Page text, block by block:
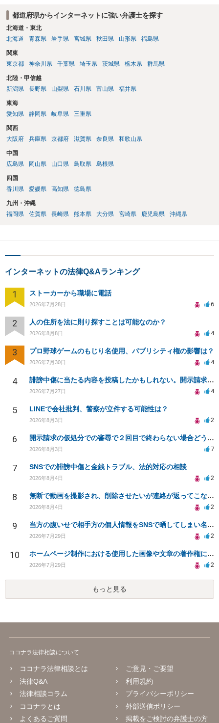
都道府県からインターネットに強い弁護士を探す
北海道・東北
北海道
青森県 岩手県 宮城県 秋田県 山形県 福島県
関東
東京都
神奈川県 千葉県 埼玉県 茨城県 栃木県 群馬県
北陸・甲信越
新潟県
長野県 山梨県 石川県 富山県 福井県
東海
愛知県
静岡県 岐阜県 三重県
関西
大阪府
兵庫県 京都府 滋賀県 奈良県 和歌山県
中国
広島県
岡山県 山口県 鳥取県 島根県
四国
香川県
愛媛県 高知県 徳島県
九州・沖縄
福岡県
佐賀県 長崎県 熊本県 大分県 宮崎県 鹿児島県 沖縄県
インターネットの法律Q&Aランキング
1 ストーカーから職場に電話
2026年7月28日 6
2 人の住所を法に則り探すことは可能なのか？
2026年8月8日 4
3 プロ野球ゲームのもじり名使用、パブリシティ権の影響は？
2026年7月30日 4
4 誹謗中傷に当たる内容を投稿したかもしれない。開示請求や民事刑事裁判に発展しうるのか教えて欲しい。
2026年7月27日 4
5 LINEで会社批判、警察が立件する可能性は？
2026年8月3日 2
6 開示請求の仮処分での審尋で２回目で終わらない場合どうしたらいいですか
2026年8月3日 7
7 SNSでの誹謗中傷と金銭トラブル、法的対応の相談
2026年8月4日 2
8 無断で動画を撮影され、削除させたいが連絡が返ってこない。
2026年8月4日 2
9 当方の腹いせで相手方の個人情報をSNSで晒してしまい名誉毀損させてしまったかもしれない
2026年7月29日 2
10 ホームページ制作における使用した画像や文章の著作権について
2026年7月29日 2
もっと見る
ココナラ法律相談について
ココナラ法律相談とは
法律Q&A
法律相談コラム
ココナラとは
よくあるご質問
ご意見・ご要望
利用規約
プライバシーポリシー
外部送信ポリシー
掲載をご検討の弁護士の方